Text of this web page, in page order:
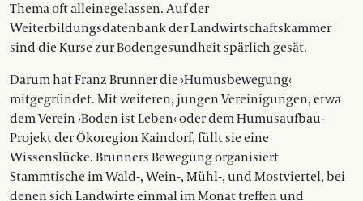
Thema oft alleinegelassen. Auf der
Weiterbildungsdatenbank der Landwirtschaftskammer
sind die Kurse zur Bodengesundheit spärlich gesät.
Darum hat Franz Brunner die ›Humusbewegung‹
mitgegründet. Mit weiteren, jungen Vereinigungen, etwa
dem Verein ›Boden ist Leben‹ oder dem Humusaufbau-
Projekt der Ökoregion Kaindorf, füllt sie eine
Wissenslücke. Brunners Bewegung organisiert
Stammtische im Wald-, Wein-, Mühl-, und Mostviertel, bei
denen sich Landwirte einmal im Monat treffen und